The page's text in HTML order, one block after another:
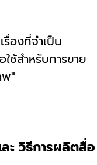
องที่จำเป็น
ช้สำหรับการขาย
พ"
ะ วิธีการผลิตสื่อ